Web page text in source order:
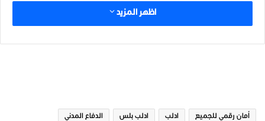
اظهر المزيد
أمان رقمي للجميع ادلب ادلب بلس الدفاع المدني